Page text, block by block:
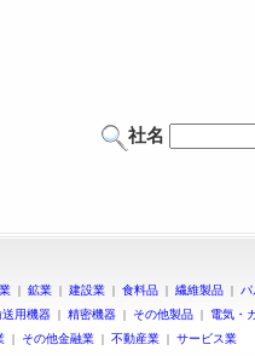
社名
| 鉱業 | 建設業 | 食料品 | 繊維製品 |
送用機器 | 精密機器 | その他製品 | 電気・
| その他金融業 | 不動産業 | サービス業